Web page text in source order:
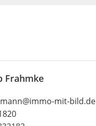
Frahmke
mit-bild.de